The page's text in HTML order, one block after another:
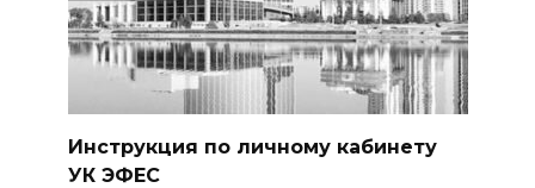
Инструкция по личному кабинету
УК ЭФЕС